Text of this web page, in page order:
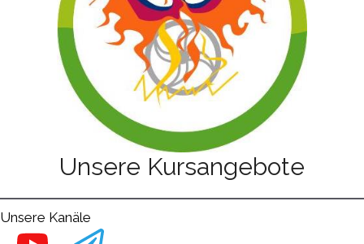
Unsere Kursangebote
Unsere Kanäle